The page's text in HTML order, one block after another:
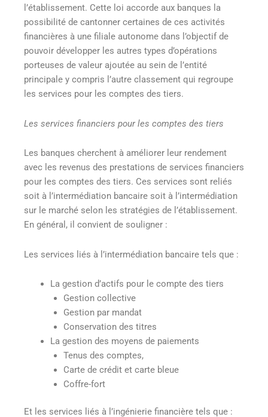
l’établissement. Cette loi accorde aux banques la
possibilité de cantonner certaines de ces activités
financières à une filiale autonome dans l’objectif de
pouvoir développer les autres types d’opérations
porteuses de valeur ajoutée au sein de l’entité
principale y compris l’autre classement qui regroupe
les services pour les comptes des tiers.
Les services financiers pour les comptes des tiers
Les banques cherchent à améliorer leur rendement
avec les revenus des prestations de services financiers
pour les comptes des tiers. Ces services sont reliés
soit à l’intermédiation bancaire soit à l’intermédiation
sur le marché selon les stratégies de l’établissement.
En général, il convient de souligner :
Les services liés à l’intermédiation bancaire tels que :
La gestion d’actifs pour le compte des tiers
Gestion collective
Gestion par mandat
Conservation des titres
La gestion des moyens de paiements
Tenus des comptes,
Carte de crédit et carte bleue
Coffre-fort
Et les services liés à l’ingénierie financière tels que :